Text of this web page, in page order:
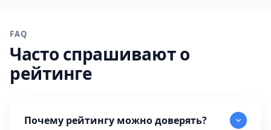
FAQ
Часто спрашивают о
рейтинге
Почему рейтингу можно доверять?